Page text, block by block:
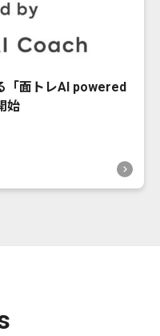
「面トレAI powered
始